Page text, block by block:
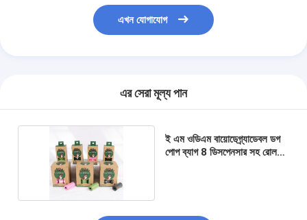
এখন যোগাযোগ
এর সেরা মূল্য পান
ই এম ওডিএম বায়োডেগ্র্যাডেবল ডগ
পোপ ব্যাগ 8 ডিসপেনসার সহ রোল